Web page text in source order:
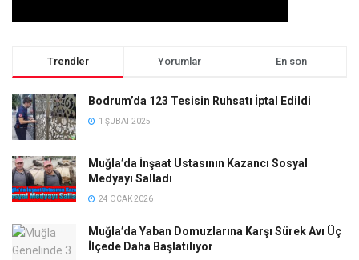
Trendler Yorumlar En son
Bodrum’da 123 Tesisin Ruhsatı İptal Edildi
1 ŞUBAT 2025
Muğla’da İnşaat Ustasının Kazancı Sosyal
Medyayı Salladı
24 OCAK 2026
Muğla’da Yaban Domuzlarına Karşı Sürek Avı Üç
İlçede Daha Başlatılıyor